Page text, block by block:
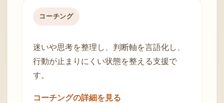
コーチング
迷いや思考を整理し、判断軸を言語化し、
行動が止まりにくい状態を整える支援で
す。
コーチングの詳細を見る